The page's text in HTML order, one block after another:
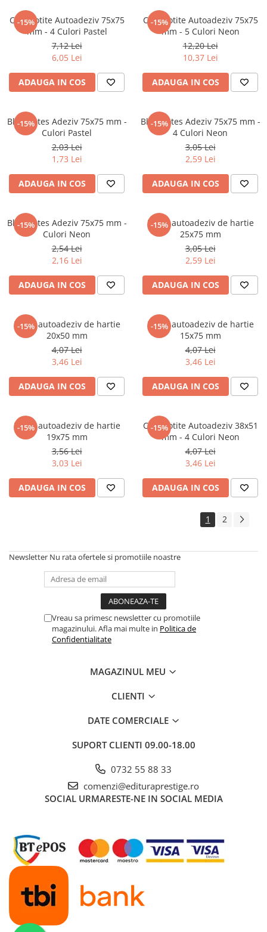
Senzatii/Thriller
SF & Fantasy
Umor
Adezivi si benzi adezive
Articole Birotica
Accesorii Arhivare
Hartie si Accesorii
Organizare si Arhivare
Seturi birotica
Articole scolare
Caiete si Carnetele scolare
Coperti, Mape, Etichete
Ghiozdane si Penare scolare
Instrumente de scris
Instrumente si Truse Geometrie
Seturi scolare
Calculator
Consumabile & Accesorii
Carti in dar
Carti pentru copii
Beletristica
Literatura Romana
Literatura Universala
Carti cartonate
Descopera lumea
Povesti pe roti
Primele notiuni
COLOREAZA CU PRIETENII
Clubul Premiantilor
Super pitici 2-5 ani
Dezvoltare personala
Dictionare
Enciclopedii
Kids Book Club
Legende istorice
-15%
Cub Notite Autoadeziv 75x75
mm - 4 Culori Pastel
7,12 Lei
6,05 Lei
ADAUGA IN COS
-15%
Cub Notite Autoadeziv 75x75
mm - 5 Culori Neon
12,20 Lei
10,37 Lei
ADAUGA IN COS
-15%
Bloc Notes Adeziv 75x75 mm -
Culori Pastel
2,03 Lei
1,73 Lei
ADAUGA IN COS
-15%
Bloc Notes Adeziv 75x75 mm -
4 Culori Neon
3,05 Lei
2,59 Lei
ADAUGA IN COS
-15%
Bloc Notes Adeziv 75x75 mm -
Culori Neon
2,54 Lei
2,16 Lei
ADAUGA IN COS
-15%
Index autoadeziv de hartie
25x75 mm
3,05 Lei
2,59 Lei
ADAUGA IN COS
-15%
Index autoadeziv de hartie
20x50 mm
4,07 Lei
3,46 Lei
ADAUGA IN COS
-15%
Index autoadeziv de hartie
15x75 mm
4,07 Lei
3,46 Lei
ADAUGA IN COS
-15%
Index autoadeziv de hartie
19x75 mm
3,56 Lei
3,03 Lei
ADAUGA IN COS
-15%
Cub Notite Autoadeziv 38x51
mm - 4 Culori Neon
4,07 Lei
3,46 Lei
ADAUGA IN COS
1 2
Newsletter Nu rata ofertele si promotiile noastre
Vreau sa primesc newsletter cu promotiile
magazinului. Afla mai multe in Politica de
Confidentialitate
MAGAZINUL MEU
CLIENTI
DATE COMERCIALE
SUPORT CLIENTI 09.00-18.00
0732 55 88 33
comenzi@edituraprestige.ro
SOCIAL URMARESTE-NE IN SOCIAL MEDIA